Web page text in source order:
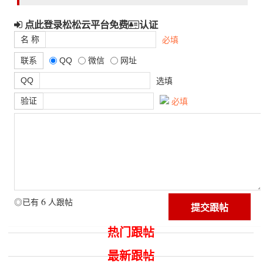
点此登录松松云平台免费 认证
名 称 必填
联系 QQ 微信 网址
QQ 选填
验证 必填
◎已有 6 人跟帖
热门跟帖
最新跟帖